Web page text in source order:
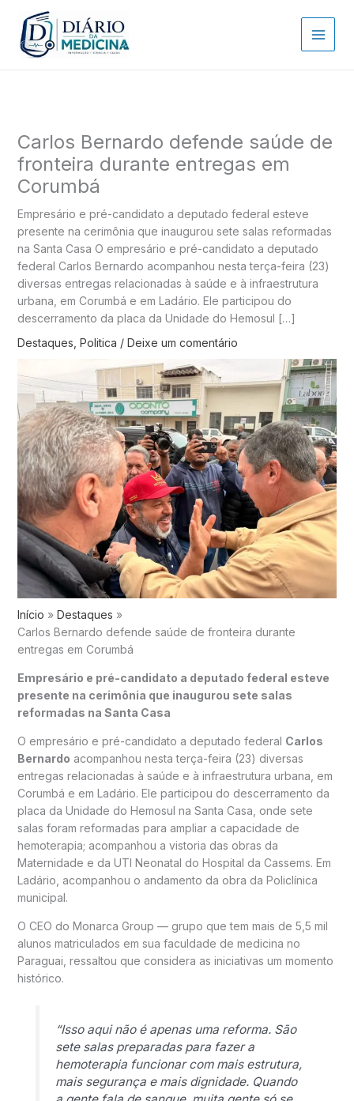
para
conteúdo
Carlos Bernardo defende saúde de
fronteira durante entregas em
Corumbá
Empresário e pré-candidato a deputado federal esteve
presente na cerimônia que inaugurou sete salas reformadas
na Santa Casa O empresário e pré-candidato a deputado
federal Carlos Bernardo acompanhou nesta terça-feira (23)
diversas entregas relacionadas à saúde e à infraestrutura
urbana, em Corumbá e em Ladário. Ele participou do
descerramento da placa da Unidade do Hemosul […]
Destaques Politica / Deixe um comentário
Início
Destaques
Carlos Bernardo defende saúde de fronteira durante
entregas em Corumbá
Empresário e pré-candidato a deputado federal esteve
presente na cerimônia que inaugurou sete salas
reformadas na Santa Casa
O empresário e pré-candidato a deputado federal Carlos
Bernardo acompanhou nesta terça-feira (23) diversas
entregas relacionadas à saúde e à infraestrutura urbana, em
Corumbá e em Ladário. Ele participou do descerramento da
placa da Unidade do Hemosul na Santa Casa, onde sete
salas foram reformadas para ampliar a capacidade de
hemoterapia; acompanhou a vistoria das obras da
Maternidade e da UTI Neonatal do Hospital da Cassems. Em
Ladário, acompanhou o andamento da obra da Policlínica
municipal.
O CEO do Monarca Group — grupo que tem mais de 5,5 mil
alunos matriculados em sua faculdade de medicina no
Paraguai, ressaltou que considera as iniciativas um momento
histórico.
“Isso aqui não é apenas uma reforma. São
sete salas preparadas para fazer a
hemoterapia funcionar com mais estrutura,
mais segurança e mais dignidade. Quando